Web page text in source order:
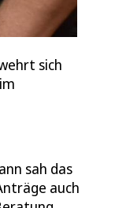
sich
sah das
auch